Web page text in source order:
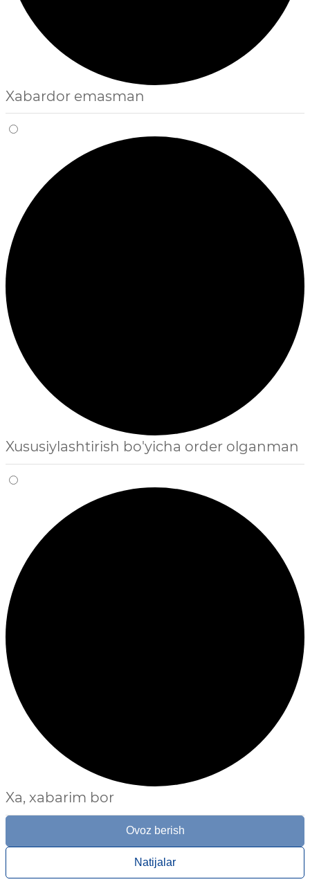
Xabardor emasman
Xususiylashtirish bo'yicha order olganman
Xa, xabarim bor
Ovoz berish
Natijalar